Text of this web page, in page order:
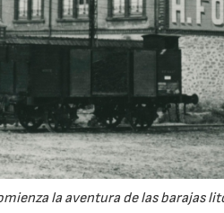
la aventura de las barajas